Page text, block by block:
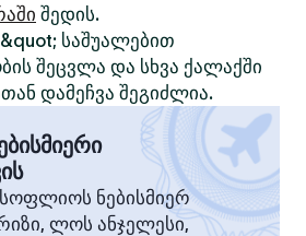
შედის.
საშუალებით
შეცვლა და სხვა ქალაქში
დამეჩვა შეგიძლია.
ნებისმიერ
ლოს ანჯელესი,